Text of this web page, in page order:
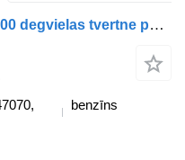
1.8 Hybrid (ZVW3_) 77111-0BJ00 degvielas tvertne paredzēts Toyota PRIUS (_W3_) automašīnas
benzīns